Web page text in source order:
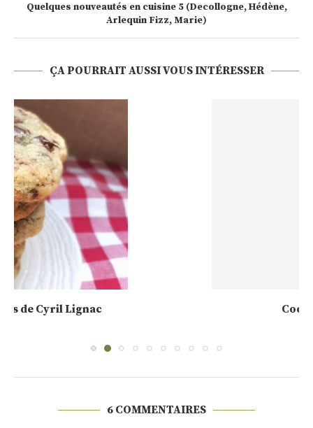
Quelques nouveautés en cuisine 5 (Decollogne, Hédène,
Arlequin Fizz, Marie)
ÇA POURRAIT AUSSI VOUS INTÉRESSER
Cookies façon Cyril Lignac
6 COMMENTAIRES